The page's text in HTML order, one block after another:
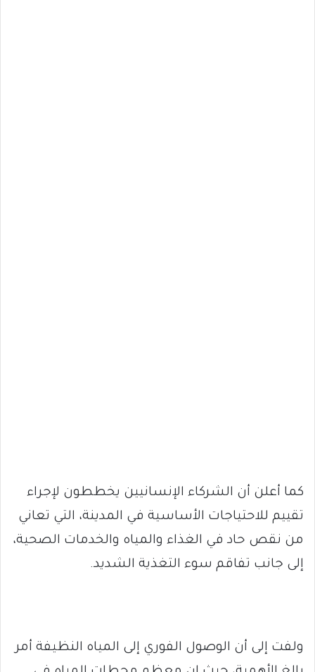
كما أعلن أن الشركاء الإنسانيين يخططون لإجراء
تقييم للاحتياجات الأساسية في المدينة، التي تعاني
من نقص حاد في الغذاء والمياه والخدمات الصحية،
إلى جانب تفاقم سوء التغذية الشديد.
ولفت إلى أن الوصول الفوري إلى المياه النظيفة أمر